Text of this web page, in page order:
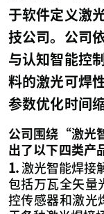
于软件定义激
技公司。公司
与认知智能控
料的激光可焊
参数优化时间
公司围绕“激光
出了以下四类产
1. 激光智能焊接
包括万瓦全矢量
控传感器和激光